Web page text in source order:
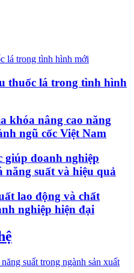
thuốc lá trong tình hình
khóa nâng cao năng
ngũ cốc Việt Nam
giúp doanh nghiệp
suất và hiệu quả
lao động và chất
nghiệp hiện đại